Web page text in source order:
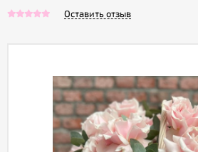
Оставить отзыв